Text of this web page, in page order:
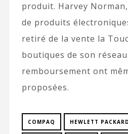
produit. Harvey
de produits
retiré de la vente la
boutiques de son
remboursement ont
proposées.
COMPAQ HEWLETT PACKARD